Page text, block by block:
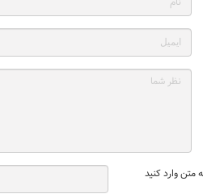
متن وارد کنید